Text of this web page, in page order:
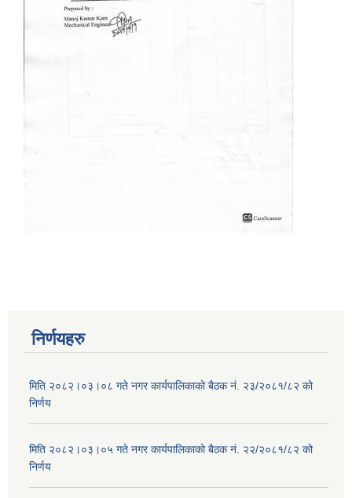
निर्णयहरु
मिति २०८२।०३।०८ गते नगर कार्यपालिकाको बैठक नं. २३/२०८१/८२ को
निर्णय
मिति २०८२।०३।०५ गते नगर कार्यपालिकाको बैठक नं. २२/२०८१/८२ को
निर्णय